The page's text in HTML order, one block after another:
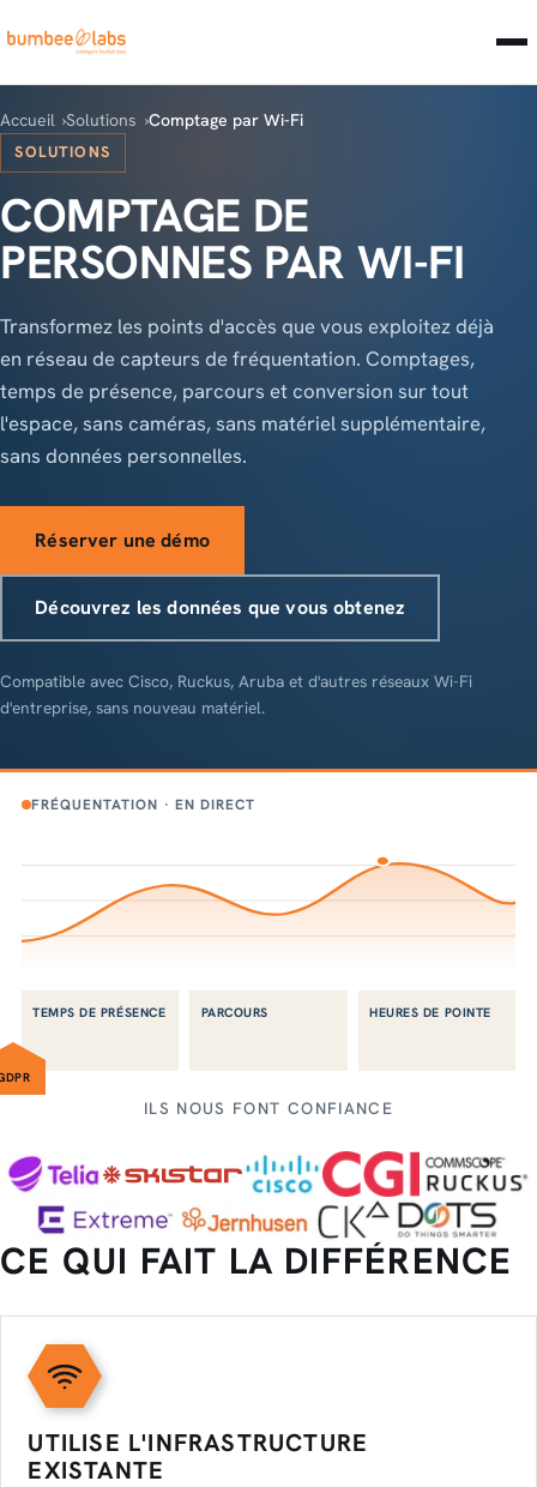
Accueil Solutions Comptage par Wi-Fi
SOLUTIONS
COMPTAGE DE
PERSONNES PAR WI-FI
Transformez les points d'accès que vous exploitez déjà
en réseau de capteurs de fréquentation. Comptages,
temps de présence, parcours et conversion sur tout
l'espace, sans caméras, sans matériel supplémentaire,
sans données personnelles.
Réserver une démo
Découvrez les données que vous obtenez
Compatible avec Cisco, Ruckus, Aruba et d'autres réseaux Wi-Fi
d'entreprise, sans nouveau matériel.
FRÉQUENTATION · EN DIRECT
TEMPS DE PRÉSENCE PARCOURS HEURES DE POINTE
ILS NOUS FONT CONFIANCE
CE QUI FAIT LA DIFFÉRENCE
UTILISE L'INFRASTRUCTURE
EXISTANTE